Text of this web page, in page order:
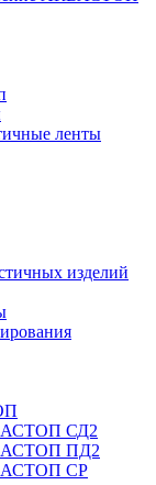
ленты
изделий
СД2
ПД2
СР